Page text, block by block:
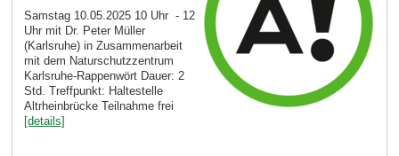
Samstag 10.05.2025 10 Uhr - 12
Uhr mit Dr. Peter Müller
(Karlsruhe) in Zusammenarbeit
mit dem Naturschutzzentrum
Karlsruhe-Rappenwört Dauer: 2
Std. Treffpunkt: Haltestelle
Altrheinbrücke Teilnahme frei
[details]